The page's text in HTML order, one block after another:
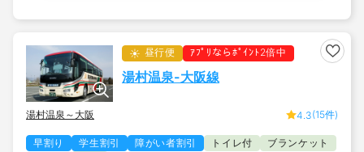
昼行便 ｱﾌﾟﾘならﾎﾟｲﾝﾄ2倍中
湯村温泉-大阪線
湯村温泉～大阪 4.3(15件)
早割り 学生割引 障がい者割引 トイレ付
ブランケット